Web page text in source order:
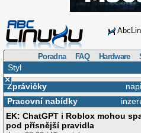
Poradna FAQ Hardware
Styl
×
Zprávičky
Pracovní nabídky
EK: ChatGPT i Roblox mohou
pod přísnější pravidla